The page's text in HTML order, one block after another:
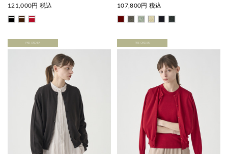
121,000円 税込 107,800円 税込
PRE ORDER PRE ORDER